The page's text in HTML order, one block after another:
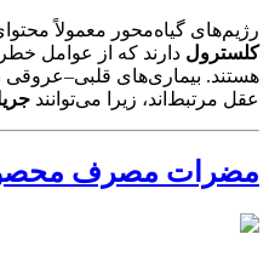
رژیم‌های گیاه‌محور معمولاً
کلسترول دارند که از عوامل
هستند. بیماری‌های قلبی–عروقی
عقل مرتبط‌اند، زیرا می‌توانند
مضرات مصرف